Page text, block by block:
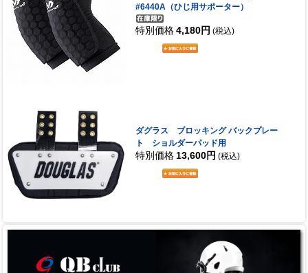
#6440A（ひじ用サポーター）
特別価格 4,180円 (税込)
ダグラス ブロッキング バックプレー
ト ショルダーパッド用
特別価格 13,600円 (税込)